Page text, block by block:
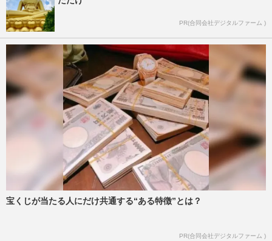
PR(合同会社デジタルファーム )
宝くじが当たる人にだけ共通する“ある特徴”とは？
PR(合同会社デジタルファーム )